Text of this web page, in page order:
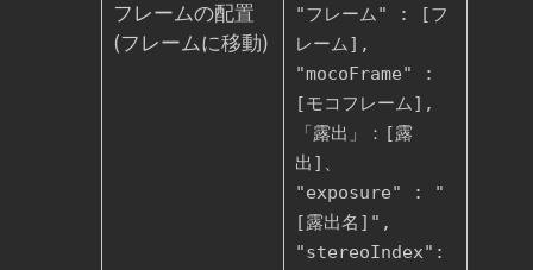
フレームの配置
(フレームに移動)
"フレーム" : [フ
レーム],
"mocoFrame" :
[モコフレーム],
「露出」：[露
出]、
"exposure" : "
[露出名]",
"stereoIndex":